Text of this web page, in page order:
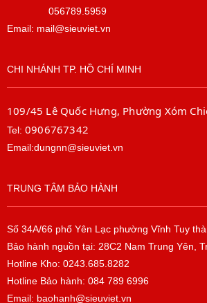
056789.5959
Email: mail@sieuviet.vn
CHI NHÁNH TP. HỒ CHÍ MINH
109/45 Lê Quốc Hưng, Phường Xóm
Tel: 0906767342
Email:dungnn@sieuviet.vn
TRUNG TÂM BẢO HÀNH
Số 34A/66 phố Yên Lạc phường Vĩnh Tuy
Bảo hành nguồn tại: 28C2 Nam Trung Yên,
Hotline Kho: 0243.685.8282
Hotline Bảo hành: 084 789 6996
Email: baohanh@sieuviet.vn